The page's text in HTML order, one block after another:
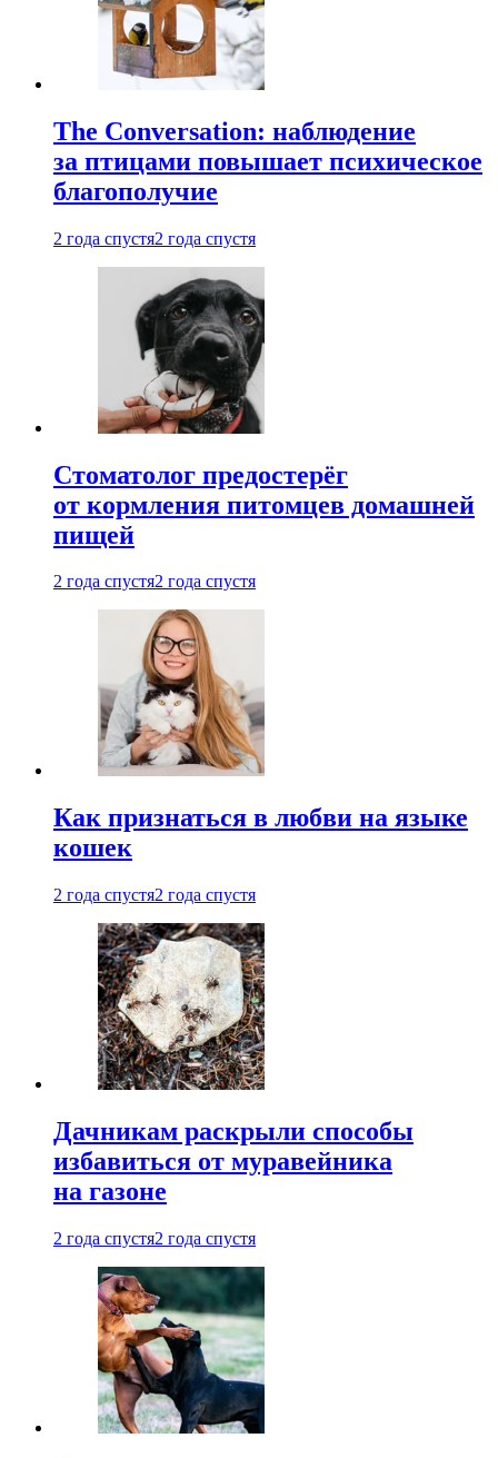
The Conversation: наблюдение
за птицами повышает психическое
благополучие
2 года спустя2 года спустя
Стоматолог предостерёг
от кормления питомцев домашней
пищей
2 года спустя2 года спустя
Как признаться в любви на языке
кошек
2 года спустя2 года спустя
Дачникам раскрыли способы
избавиться от муравейника
на газоне
2 года спустя2 года спустя